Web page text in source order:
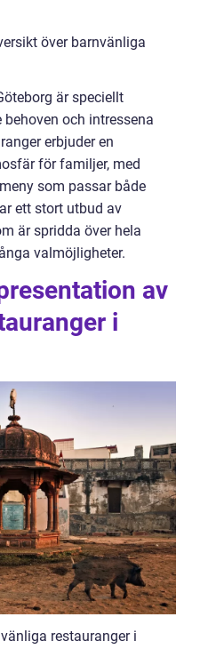
över barnvänliga
är speciellt
och intressena
erbjuder en
för familjer, med
som passar både
ett stort utbud av
är spridda över hela
valmöjligheter.
av
i
restauranger i